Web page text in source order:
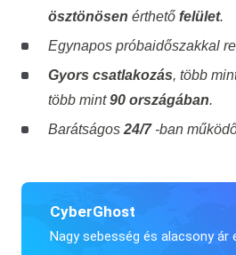
ösztönösen érthető felület.
Egynapos próbaidőszakkal
Gyors csatlakozás, több
több mint90 országában.
Barátságos 24/7-ban
CyberGhost
Nagy sebesség és alacsony ár